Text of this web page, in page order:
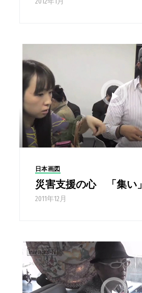
日本画図
災害支援の心 「集い」
2011年12月